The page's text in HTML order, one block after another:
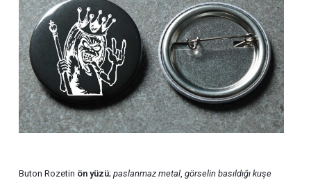
Buton Rozetin ön yüzü; paslanmaz metal ,görselin basıldığı kuşe